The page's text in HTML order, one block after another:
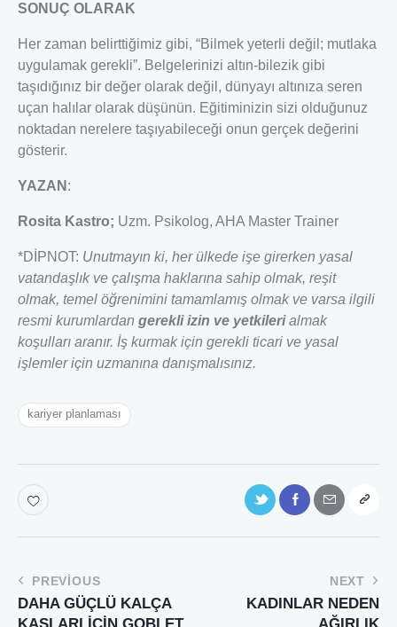
SONUÇ OLARAK
Her zaman belirttiğimiz gibi, “Bilmek yeterli değil; mutlaka
uygulamak gerekli”. Belgelerinizi altın-bilezik gibi
taşıdığınız bir değer olarak değil, dünyayı altınıza seren
uçan halılar olarak düşünün. Eğitiminizin sizi olduğunuz
noktadan nerelere taşıyabileceği onun gerçek değerini
gösterir.
YAZAN :
Rosita Kastro; Uzm. Psikolog, AHA Master Trainer
*DİPNOT: Unutmayın ki, her ülkede işe girerken yasal
vatandaşlık ve çalışma haklarına sahip olmak, reşit
olmak, temel öğrenimini tamamlamış olmak ve varsa ilgili
resmi kurumlardan gerekli izin ve yetkilerialmak
koşulları aranır. İş kurmak için gerekli ticari ve yasal
işlemler için uzmanına danışmalısınız.
kariyer planlaması
PREVIOUS
DAHA GÜÇLÜ KALÇA
NEXT
KADINLAR NEDEN